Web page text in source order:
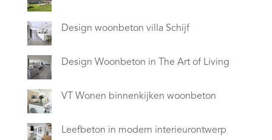
Design woonbeton villa Schijf
Design Woonbeton in The Art of Living
VT Wonen binnenkijken woonbeton
Leefbeton in modern interieurontwerp